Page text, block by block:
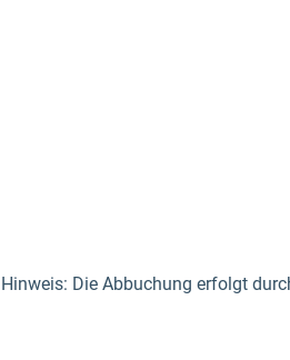
Hinweis: Die Abbuchung erfolgt